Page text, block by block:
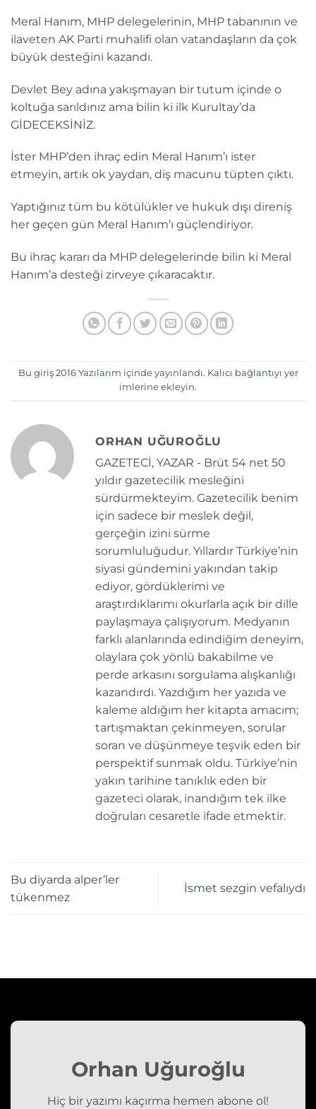
Meral Hanım, MHP delegelerinin, MHP tabanının ve
ilaveten AK Parti muhalifi olan vatandaşların da çok
büyük desteğini kazandı.
Devlet Bey adına yakışmayan bir tutum içinde o
koltuğa sarıldınız ama bilin ki ilk Kurultay’da
GİDECEKSİNİZ.
İster MHP’den ihraç edin Meral Hanım’ı ister
etmeyin, artık ok yaydan, diş macunu tüpten çıktı.
Yaptığınız tüm bu kötülükler ve hukuk dışı direniş
her geçen gün Meral Hanım’ı güçlendiriyor.
Bu ihraç kararı da MHP delegelerinde bilin ki Meral
Hanım’a desteği zirveye çıkaracaktır.
Bu giriş 2016 Yazılarım içinde yayınlandı. Kalıcı bağlantıyı yer
imlerine ekleyin.
ORHAN UĞUROĞLU
GAZETECİ, YAZAR - Brüt 54 net 50
yıldır gazetecilik mesleğini
sürdürmekteyim. Gazetecilik benim
için sadece bir meslek değil,
gerçeğin izini sürme
sorumluluğudur. Yıllardır Türkiye’nin
siyasi gündemini yakından takip
ediyor, gördüklerimi ve
araştırdıklarımı okurlarla açık bir dille
paylaşmaya çalışıyorum. Medyanın
farklı alanlarında edindiğim deneyim,
olaylara çok yönlü bakabilme ve
perde arkasını sorgulama alışkanlığı
kazandırdı. Yazdığım her yazıda ve
kaleme aldığım her kitapta amacım;
tartışmaktan çekinmeyen, sorular
soran ve düşünmeye teşvik eden bir
perspektif sunmak oldu. Türkiye’nin
yakın tarihine tanıklık eden bir
gazeteci olarak, inandığım tek ilke
doğruları cesaretle ifade etmektir.
Bu diyarda alper’ler
tükenmez
İsmet sezgin vefalıydı
Orhan Uğuroğlu
Hiç bir yazımı kaçırma hemen abone ol!